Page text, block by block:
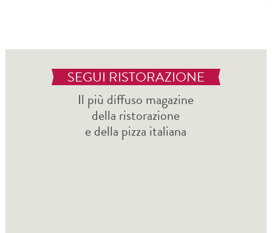
SEGUI RISTORAZIONE
Il più diffuso magazine
della ristorazione
e della pizza italiana